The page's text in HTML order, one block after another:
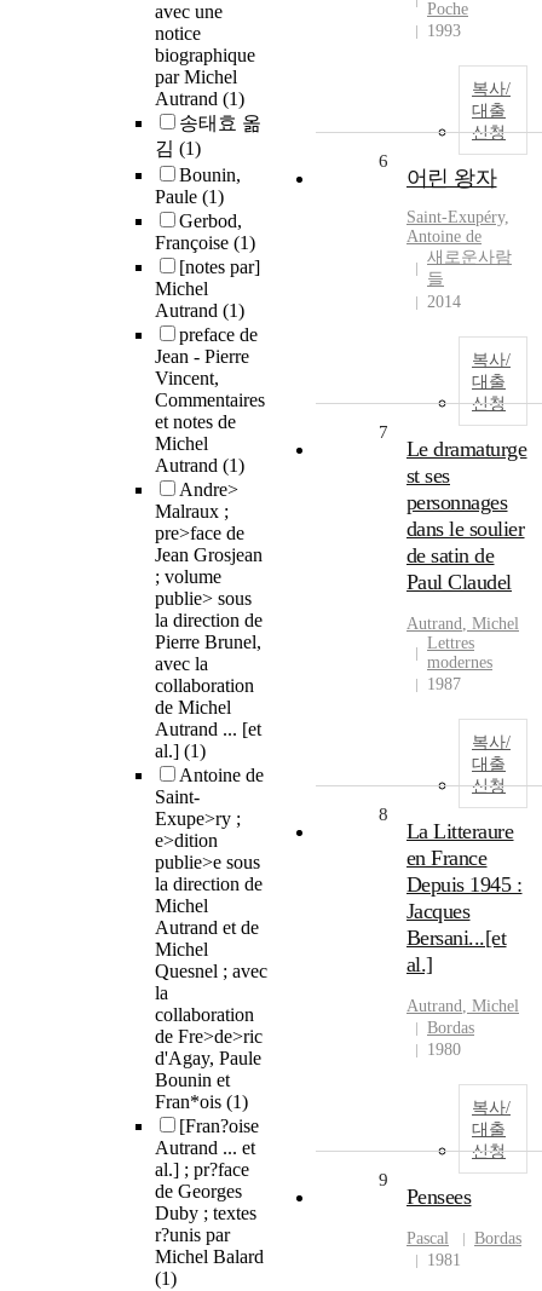
avec une
notice
biographique
par Michel
Autrand (1)
송태효 옮
김 (1)
Bounin,
Paule (1)
Gerbod,
Françoise (1)
[notes par]
Michel
Autrand (1)
preface de
Jean - Pierre
Vincent,
Commentaires
et notes de
Michel
Autrand (1)
Andre>
Malraux ;
pre>face de
Jean Grosjean
; volume
publie> sous
la direction de
Pierre Brunel,
avec la
collaboration
de Michel
Autrand ... [et
al.] (1)
Antoine de
Saint-
Exupe>ry ;
e>dition
publie>e sous
la direction de
Michel
Autrand et de
Michel
Quesnel ; avec
la
collaboration
de Fre>de>ric
d'Agay, Paule
Bounin et
Fran*ois (1)
[Fran?oise
Autrand ... et
al.] ; pr?face
de Georges
Duby ; textes
r?unis par
Michel Balard
(1)
Poche
1993
복사/
대출
신청
6
어린 왕자
Saint-Exupéry,
Antoine de
새로운사람
들
2014
복사/
대출
신청
7
Le dramaturge
st ses
personnages
dans le soulier
de satin de
Paul Claudel
Autrand, Michel
Lettres
modernes
1987
복사/
대출
신청
8
La Litteraure
en France
Depuis 1945 :
Jacques
Bersani...[et
al.]
Autrand, Michel
Bordas
1980
복사/
대출
신청
9
Pensees
Pascal
Bordas
1981